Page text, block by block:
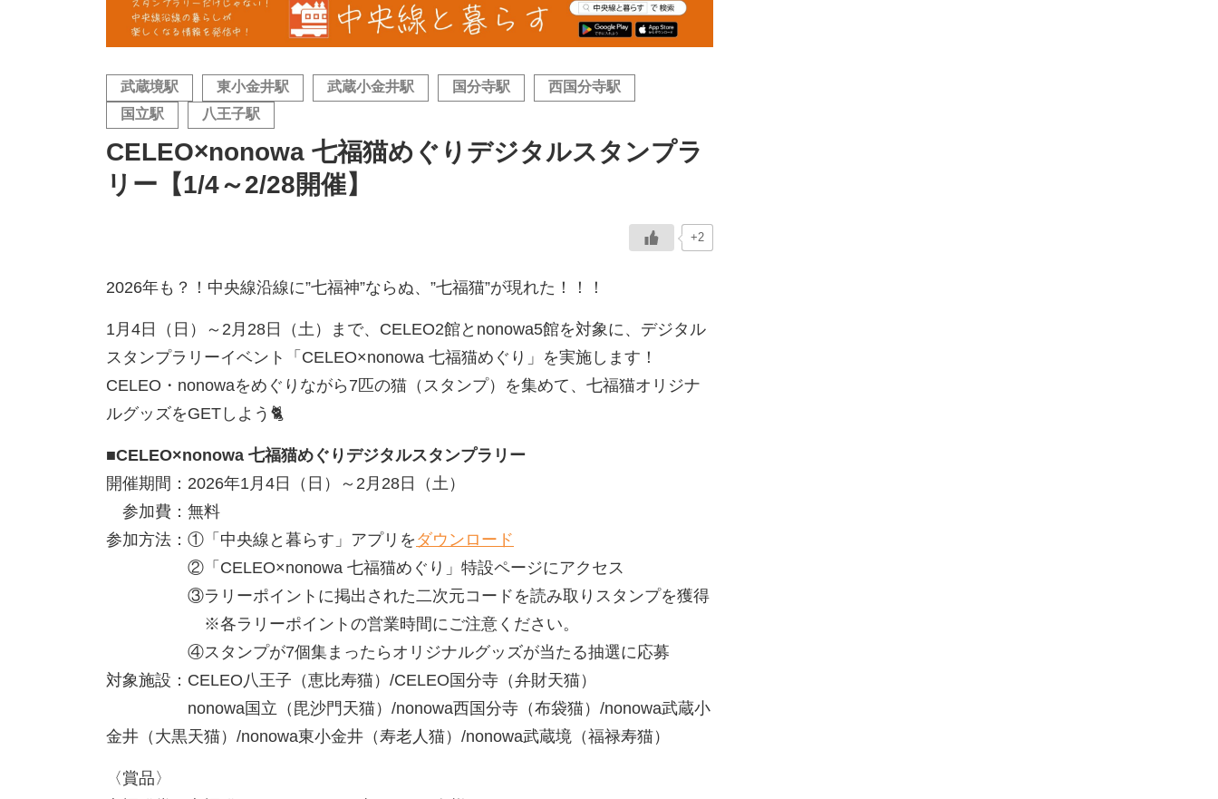
武蔵境駅 東小金井駅 武蔵小金井駅 国分寺駅
西国分寺駅
国立駅
八王子駅
CELEO×nonowa 七福猫めぐりデジタルスタンプラ
リー【1/4～2/28開催】
+2
2026年も？！ 中央線沿線に”七福神”ならぬ、”七福猫”が現れた！！！
1月4日（日）～2月28日（土）まで、CELEO2館とnonowa5館を対象に、デジタル
スタンプラリーイベント「CELEO×nonowa 七福猫めぐり」を実施します！
CELEO・nonowaをめぐりながら7匹の猫（スタンプ）を集めて、七福猫オリジナ
ルグッズをGETしよう🐈
■CELEO×nonowa 七福猫めぐりデジタルスタンプラリー
開催期間：2026年1月4日（日）～2月28日（土）
参加費：無料
参加方法： ①「中央線と暮らす」アプリを ダウンロード
②「CELEO×nonowa 七福猫めぐり」特設ページにアクセス
③ラリーポイントに掲出された二次元コードを読み取りスタンプを獲得
※各ラリーポイントの営業時間にご注意ください。
④スタンプが7個集まったらオリジナルグッズが当たる抽選に応募
対象施設：CELEO八王子（恵比寿猫）/CELEO国分寺（弁財天猫）
nonowa国立（毘沙門天猫）/nonowa西国分寺（布袋猫）/nonowa武蔵小
金井（大黒天猫）/nonowa東小金井（寿老人猫）/nonowa武蔵境（福禄寿猫）
〈賞品〉